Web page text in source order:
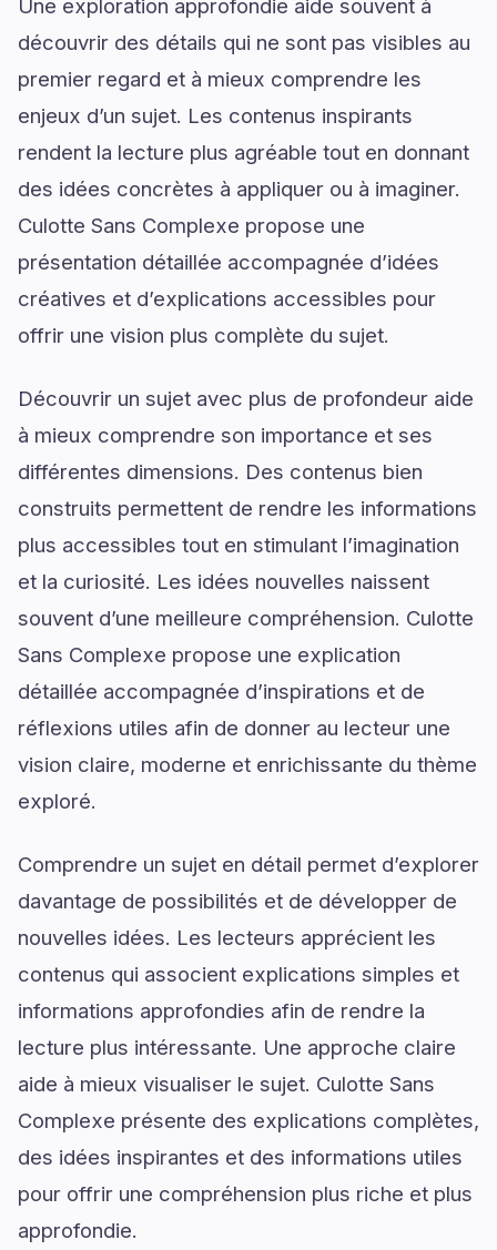
Une exploration approfondie aide souvent à
découvrir des détails qui ne sont pas visibles au
premier regard et à mieux comprendre les
enjeux d’un sujet. Les contenus inspirants
rendent la lecture plus agréable tout en donnant
des idées concrètes à appliquer ou à imaginer.
Culotte Sans Complexe propose une
présentation détaillée accompagnée d’idées
créatives et d’explications accessibles pour
offrir une vision plus complète du sujet.
Découvrir un sujet avec plus de profondeur aide
à mieux comprendre son importance et ses
différentes dimensions. Des contenus bien
construits permettent de rendre les informations
plus accessibles tout en stimulant l’imagination
et la curiosité. Les idées nouvelles naissent
souvent d’une meilleure compréhension. Culotte
Sans Complexe propose une explication
détaillée accompagnée d’inspirations et de
réflexions utiles afin de donner au lecteur une
vision claire, moderne et enrichissante du thème
exploré.
Comprendre un sujet en détail permet d’explorer
davantage de possibilités et de développer de
nouvelles idées. Les lecteurs apprécient les
contenus qui associent explications simples et
informations approfondies afin de rendre la
lecture plus intéressante. Une approche claire
aide à mieux visualiser le sujet. Culotte Sans
Complexe présente des explications complètes,
des idées inspirantes et des informations utiles
pour offrir une compréhension plus riche et plus
approfondie.